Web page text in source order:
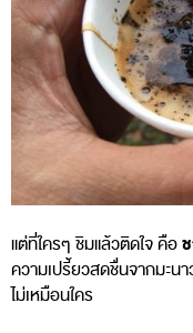
แต่ที่ใครๆ ชิมแล้วติดใจ คือ
ความเปรี้ยวสดชื่นจากมะน
ไม่เหมือนใคร